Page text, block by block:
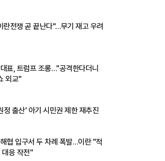
란전쟁 곧 끝난다"…무기 재고 우려
표, 트럼프 조롱…"공격한다더니
외교"
정 출산' 아기 시민권 제한 재추진
협 입구서 두 차례 폭발…이란 "적
대응 작전"